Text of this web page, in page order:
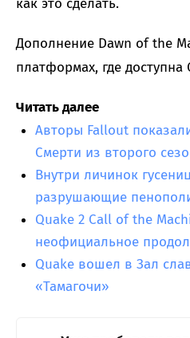
Дополнение Dawn of the
платформах, где доступна
Читать далее
Авторы Fallout
Смерти из второго
Внутри личинок
разрушающие
Quake 2 Call of the
неофициальное
Quake вошел в Зал
«Тамагочи»